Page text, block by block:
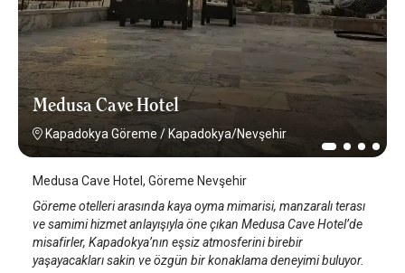
Medusa Cave Hotel
Kapadokya Göreme / Kapadokya/Nevşehir
Medusa Cave Hotel, Göreme Nevşehir
Göreme otelleri arasında kaya oyma mimarisi, manzaralı terası
ve samimi hizmet anlayışıyla öne çıkan Medusa Cave Hotel’de
misafirler, Kapadokya’nın eşsiz atmosferini birebir
yaşayacakları sakin ve özgün bir konaklama deneyimi buluyor.